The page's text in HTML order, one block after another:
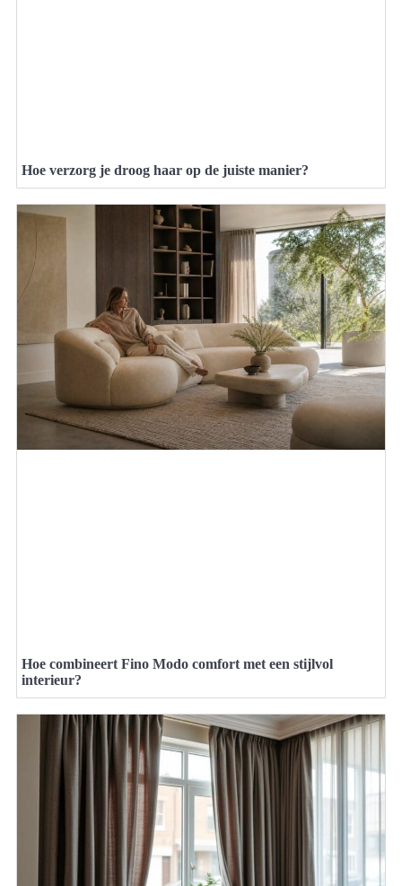
Hoe verzorg je droog haar op de juiste manier?
Hoe combineert Fino Modo comfort met een stijlvol
interieur?